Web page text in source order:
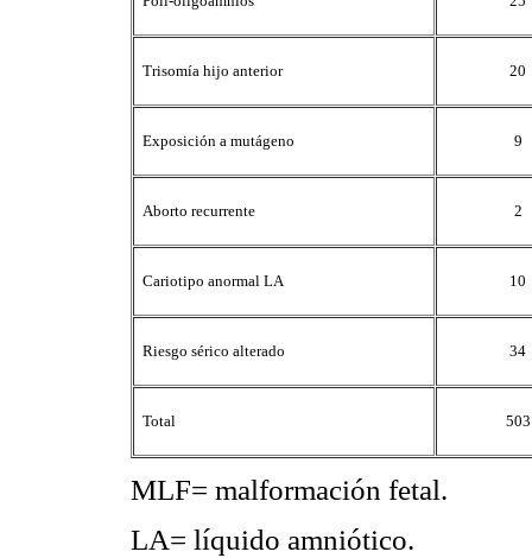
Trisomía hijo anterior 20
Exposición a mutágeno 9
Aborto recurrente 2
Cariotipo anormal LA 10
Riesgo sérico alterado 34
Total 503
MLF= malformación fetal.
LA= líquido amniótico.